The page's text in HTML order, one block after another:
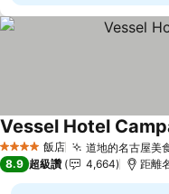
4 星級 飯店 道地的名古屋美
Vessel Hotel
8.9 超級讚 4,664 距離